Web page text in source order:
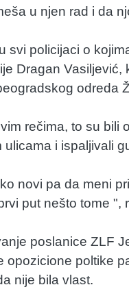
u njen rad i da
svi policijaci o
Dragan
odreda
rečima, to su bili
ulicama i ispaljivali
novi pa da meni
put nešto tome ",
poslanice ZLF
opozicione poltike
nije bila vlast.